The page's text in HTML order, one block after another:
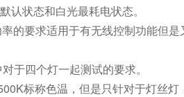
认状态和白光最耗电状态。
的要求适用于有无线控制功能但
于四个灯一起测试的要求。
标称色温，但是只针对于灯丝灯